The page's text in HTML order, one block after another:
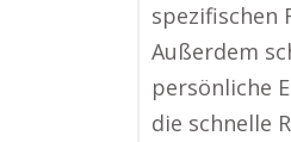
spezifischen
Außerdem
persönliche
die schnelle